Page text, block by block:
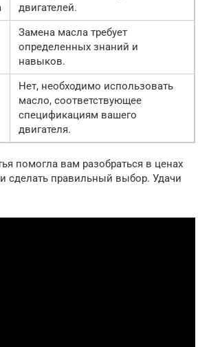
двигателей.
Замена масла требует
определенных знаний и
навыков.
Нет, необходимо использовать
масло, соответствующее
спецификациям вашего
двигателя.
помогла вам разобраться в ценах
сделать правильный выбор. Удачи